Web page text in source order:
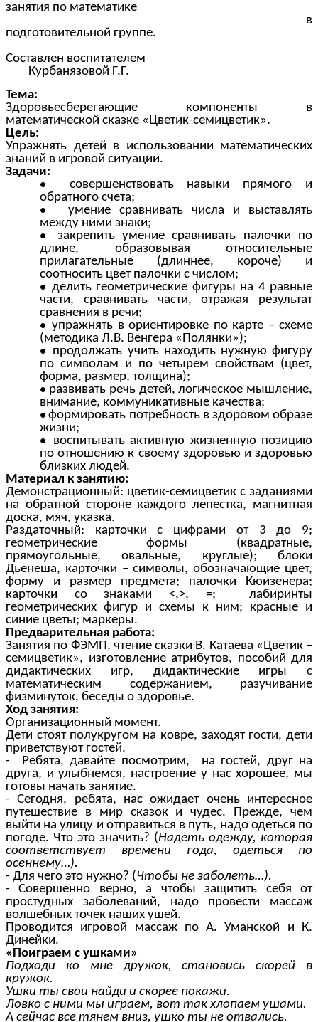
занятия по математике
в
подготовительной группе.
Составлен воспитателем
Курбанязовой Г.Г.
Тема:
Здоровьесберегающие компоненты в
математической сказке «Цветик-семицветик».
Цель:
Упражнять детей в использовании математических
знаний в игровой ситуации.
Задачи:
совершенствовать навыки прямого и
обратного счета;
умение сравнивать числа и выставлять
между ними знаки;
закрепить умение сравнивать палочки по
длине, образовывая относительные
прилагательные (длиннее, короче) и
соотносить цвет палочки с числом;
делить геометрические фигуры на 4 равные
части, сравнивать части, отражая результат
сравнения в речи;
упражнять в ориентировке по карте – схеме
(методика Л.В. Венгера «Полянки»);
продолжать учить находить нужную фигуру
по символам и по четырем свойствам (цвет,
форма, размер, толщина);
развивать речь детей, логическое мышление,
внимание, коммуникативные качества;
формировать потребность в здоровом образе
жизни;
воспитывать активную жизненную позицию
по отношению к своему здоровью и здоровью
близких людей.
Материал к занятию:
Демонстрационный: цветик-семицветик с заданиями
на обратной стороне каждого лепестка, магнитная
доска, мяч, указка.
Раздаточный: карточки с цифрами от 3 до 9;
геометрические формы (квадратные,
прямоугольные, овальные, круглые); блоки
Дьенеша, карточки – символы, обозначающие цвет,
форму и размер предмета; палочки Кюизенера;
карточки со знаками <,>, =; лабиринты
геометрических фигур и схемы к ним; красные и
синие цветы; маркеры.
Предварительная работа:
Занятия по ФЭМП, чтение сказки В. Катаева «Цветик –
семицветик», изготовление атрибутов, пособий для
дидактических игр, дидактические игры с
математическим содержанием, разучивание
физминуток, беседы о здоровье.
Ход занятия:
Организационный момент.
Дети стоят полукругом на ковре, заходят гости, дети
приветствуют гостей.
- Ребята, давайте посмотрим, на гостей, друг на
друга, и улыбнемся, настроение у нас хорошее, мы
готовы начать занятие.
- Сегодня, ребята, нас ожидает очень интересное
путешествие в мир сказок и чудес. Прежде, чем
выйти на улицу и отправиться в путь, надо одеться по
погоде. Что это значить? (Надеть одежду, которая
соответствует времени года, одеться по
осеннему…).
- Для чего это нужно? (Чтобы не заболеть…).
- Совершенно верно, а чтобы защитить себя от
простудных заболеваний, надо провести массаж
волшебных точек наших ушей.
Проводится игровой массаж по А. Уманской и К.
Динейки.
«Поиграем с ушками»
Подходи ко мне дружок, становись скорей в
кружок.
Ушки ты свои найди и скорее покажи.
Ловко с ними мы играем, вот так хлопаем ушами.
А сейчас все тянем вниз, ушко ты не отвались.